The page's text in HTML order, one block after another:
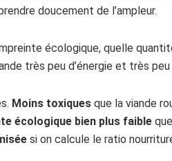
doucement de l’ampleur.
écologique, quelle
très peu d’énergie et très
Moins toxiques que la viande
écologique bien plus faible
si on calcule le ratio